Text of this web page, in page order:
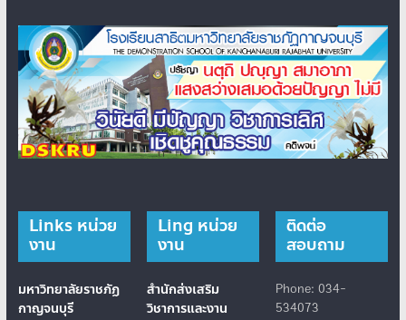
Links หน่วย
งาน
มหาวิทยาลัยราชภัฏ
กาญจนบุรี
Ling หน่วย
งาน
สำนักส่งเสริม
วิชาการและงาน
ติดต่อ
สอบถาม
Phone: 034-
534073